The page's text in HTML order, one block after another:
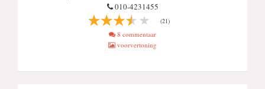
010-4231455
(21)
8 commentaar
voorvertoning